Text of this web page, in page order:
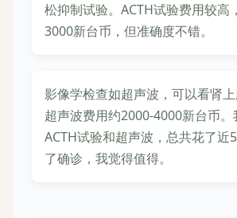
松抑制试验。ACTH试验费用较高
3000新台币，但准确度不错。
影像学检查如超声波，可以看肾上
超声波费用约2000-4000新台币。
ACTH试验和超声波，总共花了近
了确诊，我觉得值得。